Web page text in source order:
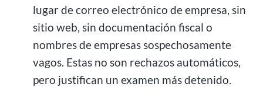
lugar de correo electrónico de empresa, sin
sitio web, sin documentación fiscal o
nombres de empresas sospechosamente
vagos. Estas no son rechazos automáticos,
pero justifican un examen más detenido.